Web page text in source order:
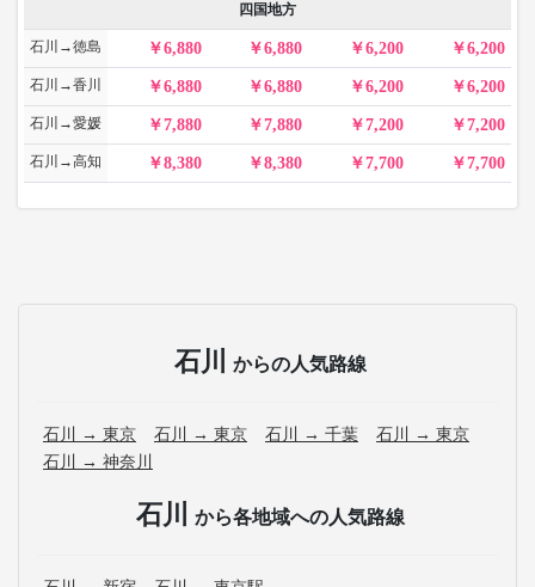
四国地方
石川→徳島 6,880 6,880 6,200 6,200
石川→香川 6,880 6,880 6,200 6,200
石川→愛媛 7,880 7,880 7,200 7,200
石川→高知 8,380 8,380 7,700 7,700
石川 からの人気路線
石川 → 東京 石川 → 東京 石川 → 千葉
石川 → 東京
石川 → 神奈川
石川 から各地域への人気路線